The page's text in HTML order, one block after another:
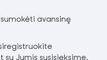
avansinę
su Jumis susisieksime.